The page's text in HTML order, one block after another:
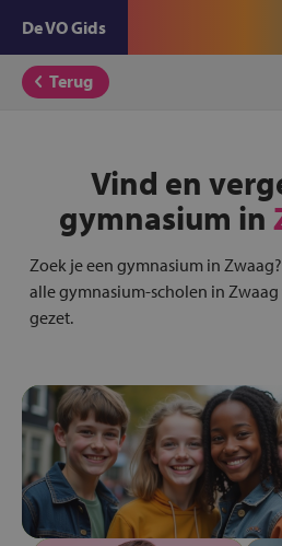
De VO Gids
Terug
Vind en
gymnasium in
Zoek je een gymnasium in
alle gymnasium-scholen in
gezet.